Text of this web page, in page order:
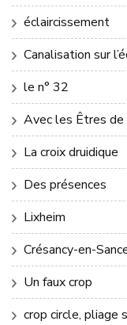
éclaircissement
Canalisation sur
le n° 32
Avec les Êtres de
La croix druidique
Des présences
Lixheim
Crésancy-en-
Un faux crop
crop circle, pliage